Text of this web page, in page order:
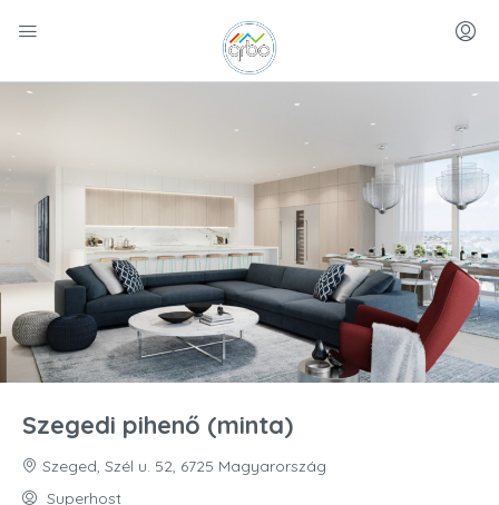
Szegedi pihenő (minta)
Szeged, Szél u. 52, 6725 Magyarország
Superhost